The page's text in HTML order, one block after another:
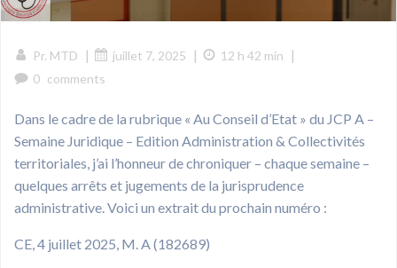
Pr. MTD | juillet 7, 2025 | 12 h 42 min |
0 comments
Dans le cadre de la rubrique « Au Conseil d’Etat » du JCP A –
Semaine Juridique – Edition Administration & Collectivités
territoriales, j’ai l’honneur de chroniquer – chaque semaine –
quelques arrêts et jugements de la jurisprudence
administrative. Voici un extrait du prochain numéro :
CE, 4 juillet 2025, M. A (182689)